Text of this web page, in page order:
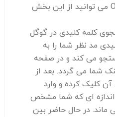
جستجوی ارگانیک Organic می توانید از این بخش
کلمه کلیدی در گوگل
مد نظر شما را به
می کند و در صفحه
شما می گردد. بعد از
کلیک کرده و وارد
ای که شما مشخص
ماند. در حال حاضر بین